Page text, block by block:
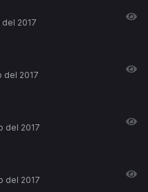
2017
del 2017
del 2017
del 2017